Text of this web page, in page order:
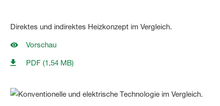
Direktes und indirektes Heizkonzept im Vergleich.
Vorschau
PDF (1,54 MB)